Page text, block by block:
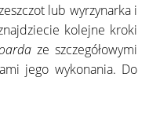
lub wyrzynarka i
kolejne kroki
ze szczegółowymi
jego wykonania. Do